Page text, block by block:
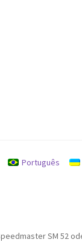
Português
SM 52